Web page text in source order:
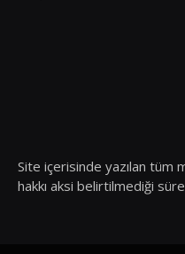
Site içerisinde yazılan tüm
hakkı aksi belirtilmediği